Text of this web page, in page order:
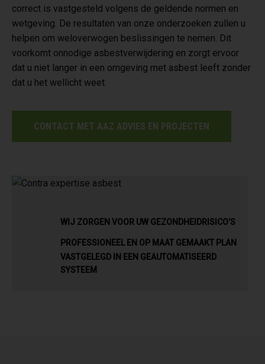
correct is vastgesteld volgens de geldende normen en
wetgeving. De resultaten van onze onderzoeken zullen u
helpen om weloverwogen beslissingen te nemen. Dit
voorkomt onnodige asbestverwijdering en zorgt ervoor
dat u niet langer in een omgeving met asbest leeft zonder
dat u het wellicht weet.
CONTACT MET AAZ ADVIES EN PROJECTEN
WIJ ZORGEN VOOR UW GEZONDHEIDRISICO’S
PROFESSIONEEL EN OP MAAT GEMAAKT PLAN
VASTGELEGD IN EEN GEAUTOMATISEERD
SYSTEEM